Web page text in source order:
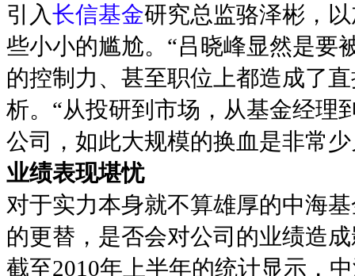
引入长信基金研究总监骆泽彬，
些小小的尴尬。“吕晓峰显然是要
的控制力、甚至职位上都造成了
析。“从投研到市场，从基金经理
公司，如此大规模的换血是非常
业绩表现堪忧
对于实力本身就不算雄厚的中海
的更替，是否会对公司的业绩造
截至2010年上半年的统计显示，